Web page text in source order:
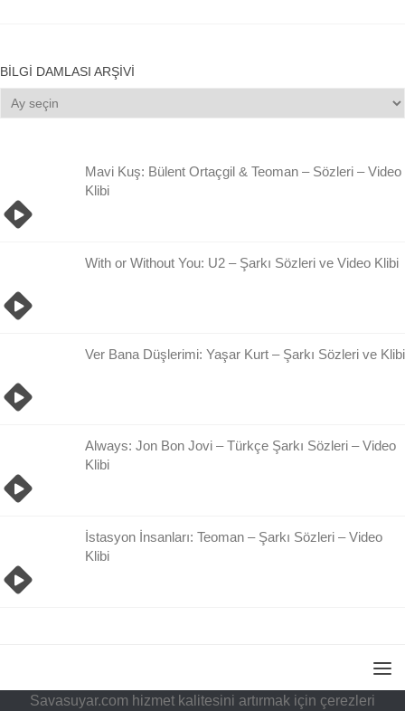
BILGI DAMLASI ARŞIVI
Bilgi
Damlası
Mavi Kuş: Bülent Ortaçgil & Teoman – Sözleri – Video
Klibi
With or Without You: U2 – Şarkı Sözleri ve Video Klibi
Ver Bana Düşlerimi: Yaşar Kurt – Şarkı Sözleri ve Klibi
Always: Jon Bon Jovi – Türkçe Şarkı Sözleri – Video
Klibi
İstasyon İnsanları: Teoman – Şarkı Sözleri – Video
Klibi
Savasuyar.com hizmet kalitesini artırmak için çerezleri